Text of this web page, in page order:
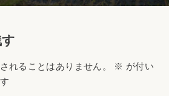
れることはありません。 ※ が付い